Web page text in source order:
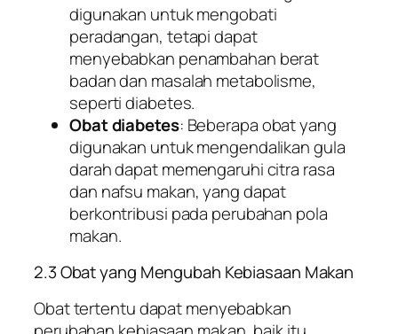
digunakan untuk mengobati
peradangan, tetapi dapat
menyebabkan penambahan berat
badan dan masalah metabolisme,
seperti diabetes.
Obat diabetes: Beberapa obat yang
digunakan untuk mengendalikan gula
darah dapat memengaruhi citra rasa
dan nafsu makan, yang dapat
berkontribusi pada perubahan pola
makan.
2.3 Obat yang Mengubah Kebiasaan Makan
Obat tertentu dapat menyebabkan